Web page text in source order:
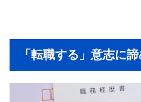
「転職する」意志に